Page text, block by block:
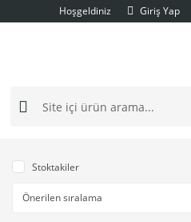
Hoşgeldiniz Giriş Yap
Stoktakiler